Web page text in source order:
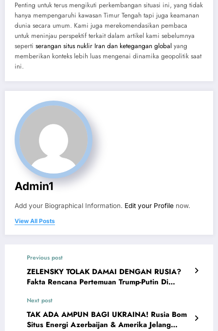
Penting untuk terus mengikuti perkembangan situasi ini, yang tidak
hanya mempengaruhi kawasan Timur Tengah tapi juga keamanan
dunia secara umum. Kami juga merekomendasikan pembaca
untuk meninjau perspektif terkait dalam artikel kami sebelumnya
seperti serangan situs nuklir Iran dan ketegangan global yang
memberikan konteks lebih luas mengenai dinamika geopolitik saat
ini.
Admin1
Add your Biographical Information. Edit your Profile now.
View All Posts
Previous post
ZELENSKY TOLAK DAMAI DENGAN RUSIA?
Fakta Rencana Pertemuan Trump-Putin Di
Next post
TAK ADA AMPUN BAGI UKRAINA! Rusia Bom
Situs Energi Azerbaijan & Amerika Jelang